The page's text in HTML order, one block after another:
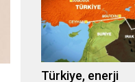
Türkiye, enerji